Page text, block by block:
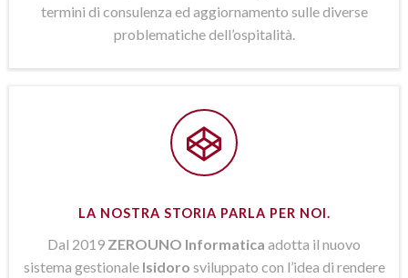
termini di consulenza ed aggiornamento sulle diverse
problematiche dell’ospitalità.
LA NOSTRA STORIA PARLA PER NOI.
Dal 2019 ZEROUNO Informatica adotta il nuovo
sistema gestionale Isidoro sviluppato con l’idea di rendere